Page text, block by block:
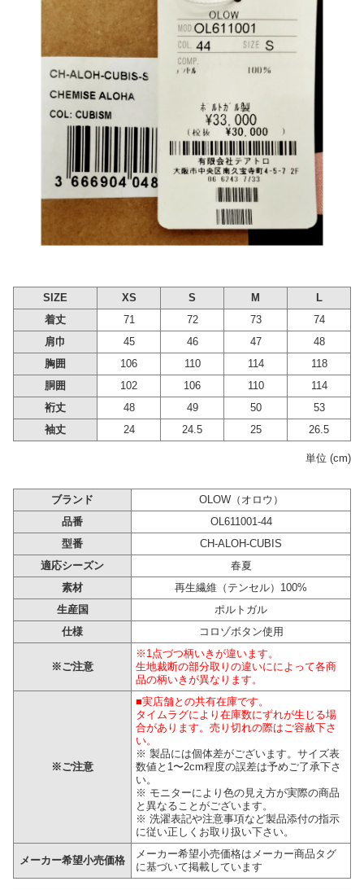
SIZE XS S M
L
着丈
71 72 73
74
肩巾
45 46 47
48
胸囲
106 110 114
118
胴囲
102 106 110
114
裄丈
48 49 50
53
袖丈
24 24.5 25 26.5
単位 (cm)
ブランド
OLOW（オロウ）
品番
OL611001-44
型番
CH-ALOH-CUBIS
適応シーズン
春夏
素材
再生繊維（テンセル）100%
生産国
ポルトガル
仕様
コロゾボタン使用
※ご注意
※1点づつ柄いきが違います。
生地裁断の部分取りの違いにによって各商
品の柄いきが異なります。
※ご注意
■実店舗との共有在庫です。
タイムラグにより在庫数にずれが生じる場
合があります。売り切れの際はご容赦下さ
い。
※ 製品には個体差がございます。サイズ表
数値と1〜2cm程度の誤差は予めご了承下さ
い。
※ モニターにより色の見え方が実際の商品
と異なることがございます。
※ 洗濯表記や注意事項など製品添付の指示
に従い正しくお取り扱い下さい。
メーカー希望小売価格
メーカー希望小売価格はメーカー商品タグ
に基づいて掲載しています